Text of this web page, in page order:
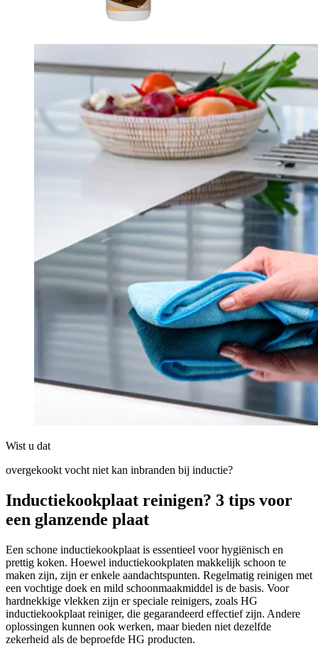
Wist u dat
overgekookt vocht niet kan inbranden bij inductie?
Inductiekookplaat reinigen? 3 tips voor
een glanzende plaat
Een schone inductiekookplaat is essentieel voor hygiënisch en
prettig koken. Hoewel inductiekookplaten makkelijk schoon te
maken zijn, zijn er enkele aandachtspunten. Regelmatig reinigen met
een vochtige doek en mild schoonmaakmiddel is de basis. Voor
hardnekkige vlekken zijn er speciale reinigers, zoals HG
inductiekookplaat reiniger, die gegarandeerd effectief zijn. Andere
oplossingen kunnen ook werken, maar bieden niet dezelfde
zekerheid als de beproefde HG producten.